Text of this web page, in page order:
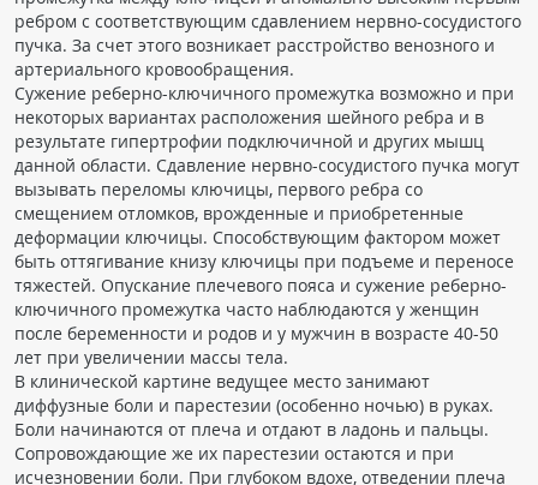
ребром с соответствующим сдавлением нервно-сосудистого
пучка. За счет этого возникает расстройство венозного и
артериального кровообращения.
Сужение реберно-ключичного промежутка возможно и при
некоторых вариантах расположения шейного ребра и в
результате гипертрофии подключичной и других мышц
данной области. Сдавление нервно-сосудистого пучка могут
вызывать переломы ключицы, первого ребра со
смещением отломков, врожденные и приобретенные
деформации ключицы. Способствующим фактором может
быть оттягивание книзу ключицы при подъеме и переносе
тяжестей. Опускание плечевого пояса и сужение реберно-
ключичного промежутка часто наблюдаются у женщин
после беременности и родов и у мужчин в возрасте 40-50
лет при увеличении массы тела.
В клинической картине ведущее место занимают
диффузные боли и парестезии (особенно ночью) в руках.
Боли начинаются от плеча и отдают в ладонь и пальцы.
Сопровождающие же их парестезии остаются и при
исчезновении боли. При глубоком вдохе, отведении плеча